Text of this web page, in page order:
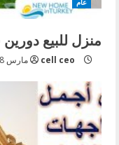
عام
منزل للبيع
cell ceo مارس 8, 2025